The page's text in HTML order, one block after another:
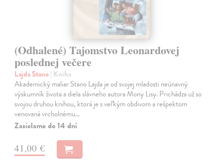
(Odhalené) Tajomstvo Leonardovej
poslednej večere
Lajda Stano| Kniha
Akademický maliar Stano Lajda je od svojej mladosti neúnavný
výskumník života a diela slávneho autora Mony Lisy. Prichádza už so
svojou druhou knihou, ktorá je s veľkým obdivom a rešpektom
venovaná vrcholnému…
Zasielame do 14 dní
41,00 €